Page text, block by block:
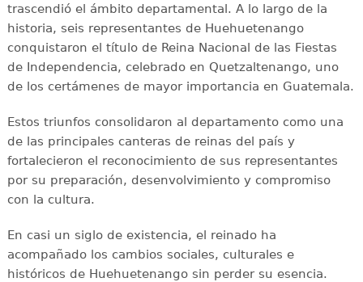
trascendió el ámbito departamental. A lo largo de la
historia, seis representantes de Huehuetenango
conquistaron el título de Reina Nacional de las Fiestas
de Independencia, celebrado en Quetzaltenango, uno
de los certámenes de mayor importancia en Guatemala.
Estos triunfos consolidaron al departamento como una
de las principales canteras de reinas del país y
fortalecieron el reconocimiento de sus representantes
por su preparación, desenvolvimiento y compromiso
con la cultura.
En casi un siglo de existencia, el reinado ha
acompañado los cambios sociales, culturales e
históricos de Huehuetenango sin perder su esencia.